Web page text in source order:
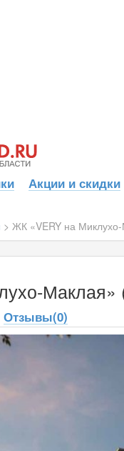
Акции и скидки
> ЖК «VERY на
Отзывы(0)